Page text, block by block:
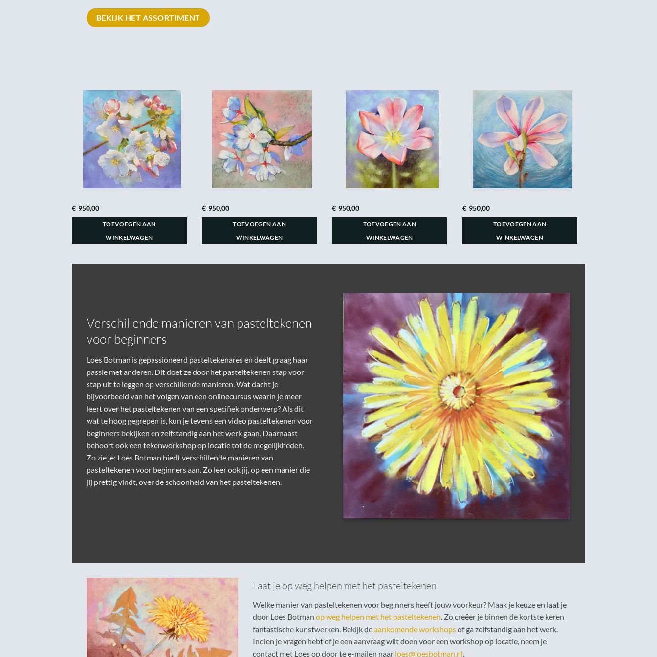
BEKIJK HET ASSORTIMENT
€ 950,00
TOEVOEGEN AAN
WINKELWAGEN
€ 950,00
TOEVOEGEN AAN
WINKELWAGEN
€ 950,00
TOEVOEGEN AAN
WINKELWAGEN
€ 950,00
TOEVOEGEN AAN
WINKELWAGEN
Verschillende manieren van pasteltekenen
voor beginners
Loes Botman is gepassioneerd pasteltekenares en deelt graag haar
passie met anderen. Dit doet ze door het pasteltekenen stap voor
stap uit te leggen op verschillende manieren. Wat dacht je
bijvoorbeeld van het volgen van een onlinecursus waarin je meer
leert over het pasteltekenen van een specifiek onderwerp? Als dit
wat te hoog gegrepen is, kun je tevens een video pasteltekenen voor
beginners bekijken en zelfstandig aan het werk gaan. Daarnaast
behoort ook een tekenworkshop op locatietot de mogelijkheden.
Zo zie je: Loes Botman biedt verschillende manieren van
pasteltekenen voor beginners aan. Zo leer ook jij, op een manier die
jij prettig vindt, over de schoonheid van het pasteltekenen.
Laat je op weg helpen met het pasteltekenen
Welke manier van pasteltekenen voor beginners heeft jouw voorkeur? Maak je keuze en laat je
door Loes Botman op weg helpen met het pasteltekenen. Zo creëer je binnen de kortste keren
fantastische kunstwerken. Bekijk deaankomende workshopsof ga zelfstandig aan het werk.
Indien je vragen hebt of je een aanvraag wilt doen voor een workshop op locatie, neem je
contact met Loes op door te e-mailen naar loes@loesbotman.nl.